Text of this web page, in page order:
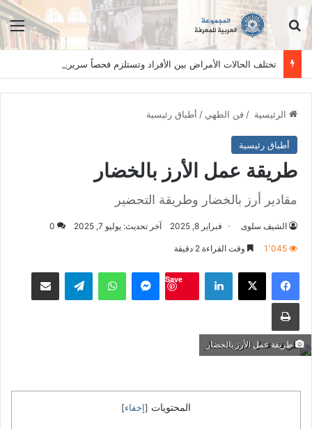
ابحث عن
الرئيسية /فن الطهي / أطباق رئيسية
أطباق رئيسية
طريقة عمل الأرز بالخضار
مقادير أرز بالخضار وطريقة التحضير
الشيف سلوى فبراير 8, 2025 آخر تحديث: يوليو 7, 2025 0
1٬045 وقت القراءة 2 دقيقة
فيسبوك ‫X لينكدإن
Save
ماسنجر واتساب تيلقرام مشاكة بواسطة البريد
طباعة
طريقة عمل الأرز بالخضار
المحتويات [ إخفاء]